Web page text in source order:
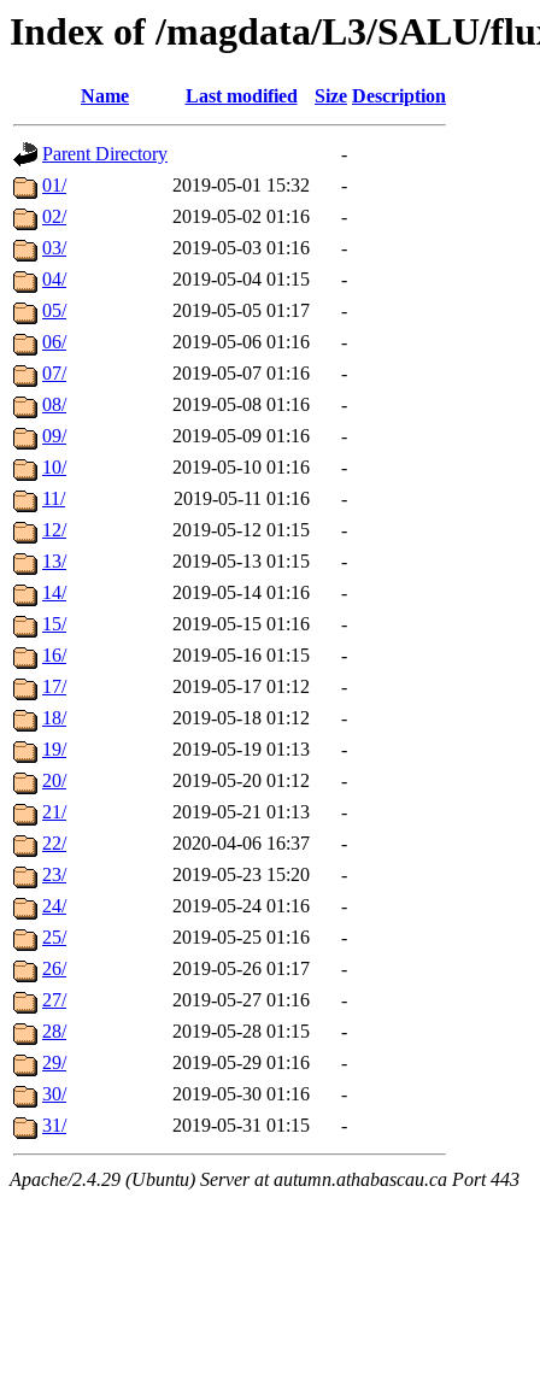
Index of /magdata/L3/SALU/
Name Last modified Size Description
Parent Directory
-
01/
2019-05-01 15:32
-
02/
2019-05-02 01:16
-
03/
2019-05-03 01:16
-
04/
2019-05-04 01:15
-
05/
2019-05-05 01:17
-
06/
2019-05-06 01:16
-
07/
2019-05-07 01:16
-
08/
2019-05-08 01:16
-
09/
2019-05-09 01:16
-
10/
2019-05-10 01:16
-
11/
2019-05-11 01:16
-
12/
2019-05-12 01:15
-
13/
2019-05-13 01:15
-
14/
2019-05-14 01:16
-
15/
2019-05-15 01:16
-
16/
2019-05-16 01:15
-
17/
2019-05-17 01:12
-
18/
2019-05-18 01:12
-
19/
2019-05-19 01:13
-
20/
2019-05-20 01:12
-
21/
2019-05-21 01:13
-
22/
2020-04-06 16:37
-
23/
2019-05-23 15:20
-
24/
2019-05-24 01:16
-
25/
2019-05-25 01:16
-
26/
2019-05-26 01:17
-
27/
2019-05-27 01:16
-
28/
2019-05-28 01:15
-
29/
2019-05-29 01:16
-
30/
2019-05-30 01:16
-
31/
2019-05-31 01:15 -
Apache/2.4.29 (Ubuntu) Server at autumn.athabascau.ca Port 443